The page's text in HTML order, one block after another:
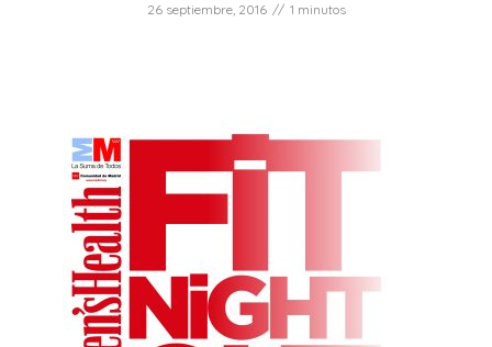
26 septiembre, 2016 1 minutos